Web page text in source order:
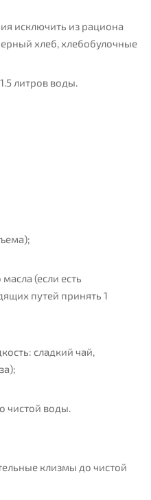
исключить из рациона
хлеб, хлебобулочные
литров воды.
(если есть
путей принять 1
сладкий чай,
чистой воды.
клизмы до чистой